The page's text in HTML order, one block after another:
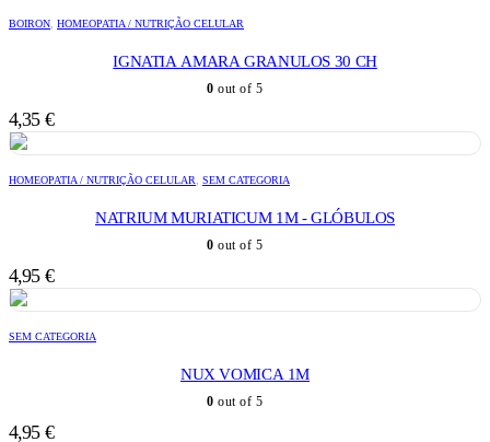
BOIRON HOMEOPATIA / NUTRIÇÃO CELULAR
IGNATIA AMARA GRANULOS 30 CH
0 out of 5
4,35 €
HOMEOPATIA / NUTRIÇÃO CELULAR SEM CATEGORIA
NATRIUM MURIATICUM 1M - GLÓBULOS
0 out of 5
4,95 €
SEM CATEGORIA
NUX VOMICA 1M
0 out of 5
4,95 €